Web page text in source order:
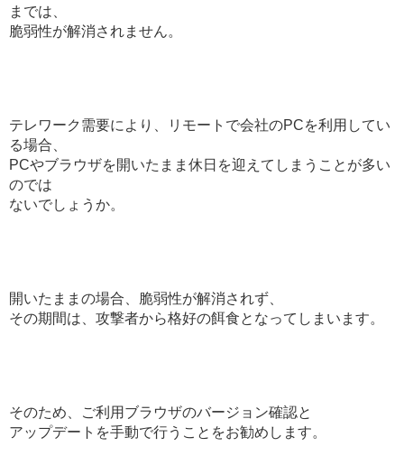
までは、
脆弱性が解消されません。
テレワーク需要により、リモートで会社のPCを利用してい
る場合、
PCやブラウザを開いたまま休日を迎えてしまうことが多い
のでは
ないでしょうか。
開いたままの場合、脆弱性が解消されず、
その期間は、攻撃者から格好の餌食となってしまいます。
そのため、ご利用ブラウザのバージョン確認と
アップデートを手動で行うことをお勧めします。